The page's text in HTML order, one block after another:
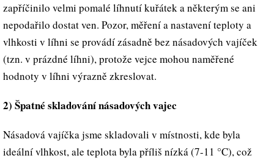
zapříčinilo velmi pomalé líhnutí kuřátek a některým se ani
nepodařilo dostat ven. Pozor, měření a nastavení teploty a
vlhkosti v líhni se provádí zásadně bez násadových vajíček
(tzn. v prázdné líhni), protože vejce mohou naměřené
hodnoty v líhni výrazně zkreslovat.
2) Špatné skladování násadových vajec
Násadová vajíčka jsme skladovali v místnosti, kde byla
ideální vlhkost, ale teplota byla příliš nízká (7-11 °C), což